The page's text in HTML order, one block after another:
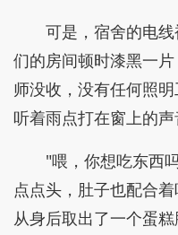
可是，宿舍的电
们的房间顿时漆黑一
师没收，没有任何照
听着雨点打在窗上的声
"喂，你想吃东西
点点头，肚子也配合
从身后取出了一个蛋